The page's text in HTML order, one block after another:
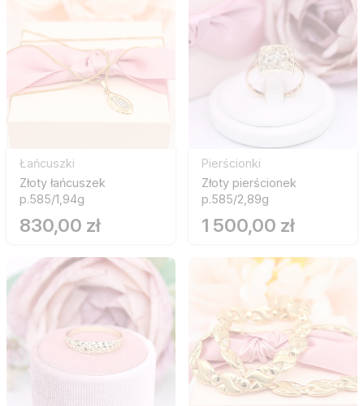
Łańcuszki
Złoty łańcuszek
p.585/1,94g
830,00 zł
Pierścionki
Złoty pierścionek
p.585/2,89g
1 500,00 zł